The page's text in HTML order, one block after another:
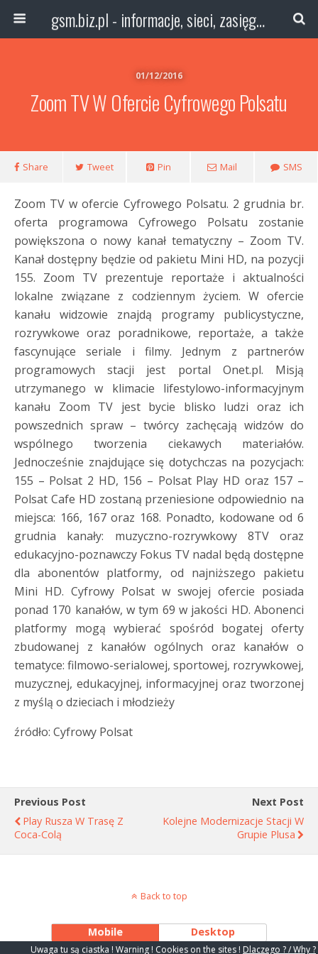
gsm.biz.pl - informacje, sieci, zasięg technologie
01/12/2016
Zoom TV W Ofercie Cyfrowego Polsatu
Share Tweet Pin Mail SMS
Zoom TV w ofercie Cyfrowego Polsatu. 2 grudnia br.
oferta programowa Cyfrowego Polsatu zostanie
powiększona o nowy kanał tematyczny – Zoom TV.
Kanał dostępny będzie od pakietu Mini HD, na pozycji
155. Zoom TV prezentuje reportaże i aktualności
lokalne związane z codziennym życiem. W ofercie
kanału widzowie znajdą programy publicystyczne,
rozrywkowe oraz poradnikowe, reportaże, a także
fascynujące seriale i filmy. Jednym z partnerów
programowych stacji jest portal Onet.pl. Misją
utrzymanego w klimacie lifestylowo-informacyjnym
kanału Zoom TV jest bycie blisko ludzi oraz ich
powszednich spraw – twórcy zachęcają widzów do
wspólnego tworzenia ciekawych materiałów.
Jednocześnie znajdujące się dotychczas na pozycjach:
155 – Polsat 2 HD, 156 – Polsat Play HD oraz 157 –
Polsat Cafe HD zostaną przeniesione odpowiednio na
miejsca: 166, 167 oraz 168. Ponadto, kodowane od 6
grudnia kanały: muzyczno-rozrywkowy 8TV oraz
edukacyjno-poznawczy Fokus TV nadal będą dostępne
dla abonentów platformy, od najniższego pakietu
Mini HD. Cyfrowy Polsat w swojej ofercie posiada
ponad 170 kanałów, w tym 69 w jakości HD. Abonenci
platformy mogą wybierać spośród bogatej oferty
zbudowanej z kanałów ogólnych oraz kanałów o
tematyce: filmowo-serialowej, sportowej, rozrywkowej,
muzycznej, edukacyjnej, informacyjnej oraz tworzonej
z myślą o dzieciach i młodzieży
źródło: Cyfrowy Polsat
Previous Post
Play Rusza W Trasę Z
Coca-Colą
Next Post
Kolejne Modernizacje Stacji W
Grupie Plusa
Back to top
Mobile Desktop
Uwaga tu są ciastka ! Warning ! Cookies on the sites ! Dlaczego ? / Why ?